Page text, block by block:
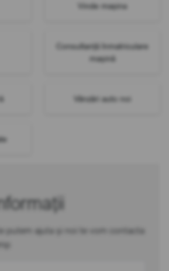
Vinde mașina
Consultanță înmatriculare
mașină
Vânzări auto noi
putem ajuta și noi te vom contacta